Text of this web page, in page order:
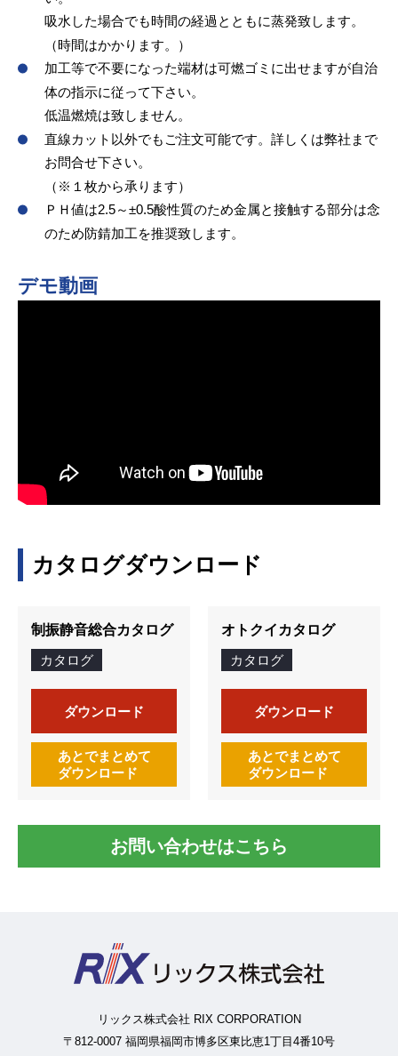
吸水した場合でも時間の経過とともに蒸発致します。
（時間はかかります。）
加工等で不要になった端材は可燃ゴミに出せますが自治
体の指示に従って下さい。
低温燃焼は致しません。
直線カット以外でもご注文可能です。詳しくは弊社まで
お問合せ下さい。
（※１枚から承ります）
ＰＨ値は2.5～±0.5酸性質のため金属と接触する部分は念
のため防錆加工を推奨致します。
デモ動画
カタログダウンロード
制振静音総合カタログ
カタログ
ダウンロード
あとでまとめて
ダウンロード
オトクイカタログ
カタログ
ダウンロード
あとでまとめて
ダウンロード
お問い合わせはこちら
リックス株式会社 RIX CORPORATION
〒812-0007 福岡県福岡市博多区東比恵1丁目4番10号